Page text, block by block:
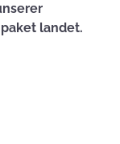
landet.